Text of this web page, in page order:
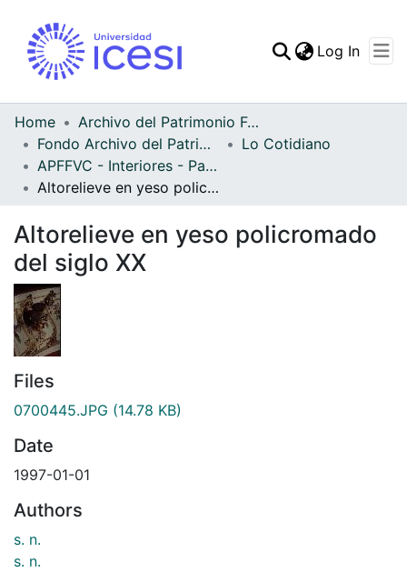
Statistics
Log In
Home
Archivo del Patrimonio Fotográfico y Fílmico del Valle del Cauca
Fondo Archivo del Patrimonio Fotográfico y Fílmico del Valle del Cauca
Lo Cotidiano
APFFVC - Interiores - Patrimonial
Altorelieve en yeso policromado del siglo XX
Altorelieve en yeso policromado
del siglo XX
Files
0700445.JPG (14.78 KB)
Date
1997-01-01
Authors
s. n.
s. n.